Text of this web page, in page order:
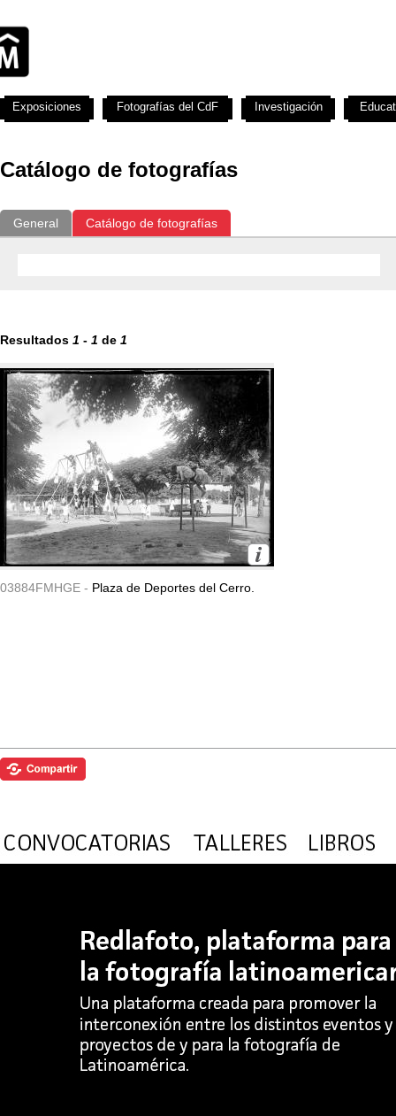
Catálogo de fotografías
General Catálogo de fotografías
Resultados 1 - 1 de 1
03884FMHGE - Plaza de Deportes del Cerro.
Exposiciones Fotografías del CdF Investigación